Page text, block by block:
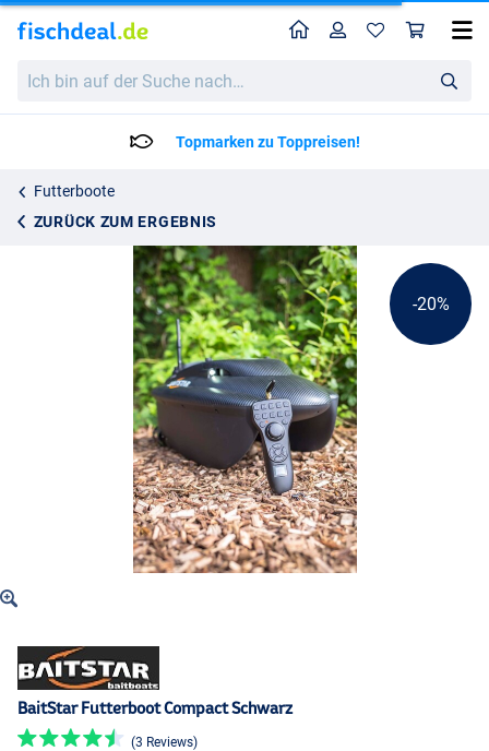
bin
HomeProfil
Lieferzeit: 2 bis 4 Arbeitstage
Futterboote
ZURÜCK ZUM ERGEBNIS
BaitStar Futterboot Compact Schwarz
499.00
-20%
BaitStar Futterboot Compact Schwarz
(3 Reviews)